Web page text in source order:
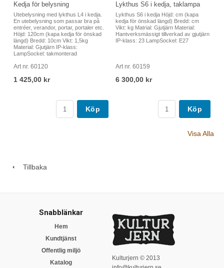
Kedja för belysning
Utebelysning med lykthus L4 i kedja.
En utebelysning som passar bra på
entréer, verandor, portar, portaler etc.
Höjd: 120cm (kapa kedja för önskad
längd) Bredd: 10cm Vikt: 1,5kg
Material: Gjutjärn IP-klass:
LampSockel: takmonterad
Art nr. 60120
1 425,00 kr
Köp
Lykthus S6 i kedja, taklampa
Lykthus S6 i kedja Höjd: cm (kapa
kedja för önskad längd) Bredd: cm
Vikt: kg Matrial: Gjutjärn Material:
Hantverksmässigt tillverkad av gjutjärn
IP-klass: 23 LampSockel: E27
Art nr. 60159
6 300,00 kr
Köp
Visa Alla
Tillbaka
Snabblänkar
Hem
Kundtjänst
Offentlig miljö
Katalog
Kulturjern © 2013